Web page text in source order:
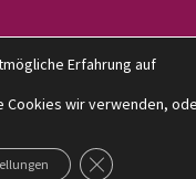
. Mit StolzErfahrung auf
Cookies wir verwenden,
GDPR COOKIE-